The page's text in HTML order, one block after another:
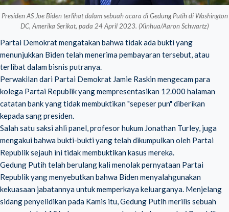
Presiden AS Joe Biden terlihat dalam sebuah acara di Gedung Putih di Washington
DC, Amerika Serikat, pada 24 April 2023. (Xinhua/Aaron Schwartz)
Partai Demokrat mengatakan bahwa tidak ada bukti yang
menunjukkan Biden telah menerima pembayaran tersebut, atau
terlibat dalam bisnis putranya.
Perwakilan dari Partai Demokrat Jamie Raskin mengecam para
kolega Partai Republik yang mempresentasikan 12.000 halaman
catatan bank yang tidak membuktikan "sepeser pun" diberikan
kepada sang presiden.
Salah satu saksi ahli panel, profesor hukum Jonathan Turley, juga
mengakui bahwa bukti-bukti yang telah dikumpulkan oleh Partai
Republik sejauh ini tidak membuktikan kasus mereka.
Gedung Putih telah berulang kali menolak pernyataan Partai
Republik yang menyebutkan bahwa Biden menyalahgunakan
kekuasaan jabatannya untuk memperkaya keluarganya. Menjelang
sidang penyelidikan pada Kamis itu, Gedung Putih merilis sebuah